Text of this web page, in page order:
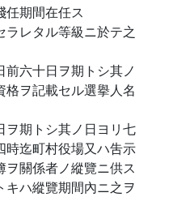
任期間在任ス
レタル等級ニ於テ之
六十日ヲ期トシ其ノ
格ヲ記載セル選擧人名
ヲ期トシ其ノ日ヨリ七
時迄町村役場又ハ吿示
ヲ關係者ノ縱覽ニ供ス
ハ縱覽期間內ニ之ヲ